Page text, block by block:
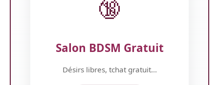
🔞
Salon BDSM Gratuit
Désirs libres, tchat gratuit...